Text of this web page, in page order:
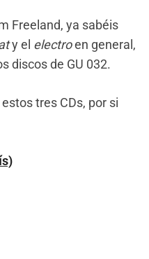
Freeland, ya sabéis
y el electroen general,
discos de GU 032.
tres CDs, por si